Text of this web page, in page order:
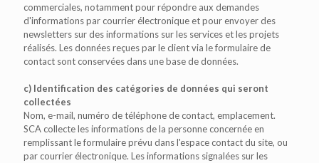
commerciales, notamment pour répondre aux demandes
d'informations par courrier électronique et pour envoyer des
newsletters sur des informations sur les services et les projets
réalisés. Les données reçues par le client via le formulaire de
contact sont conservées dans une base de données.
c) Identification des catégories de données qui seront
collectées
Nom, e-mail, numéro de téléphone de contact, emplacement.
SCA collecte les informations de la personne concernée en
remplissant le formulaire prévu dans l'espace contact du site, ou
par courrier électronique. Les informations signalées sur les